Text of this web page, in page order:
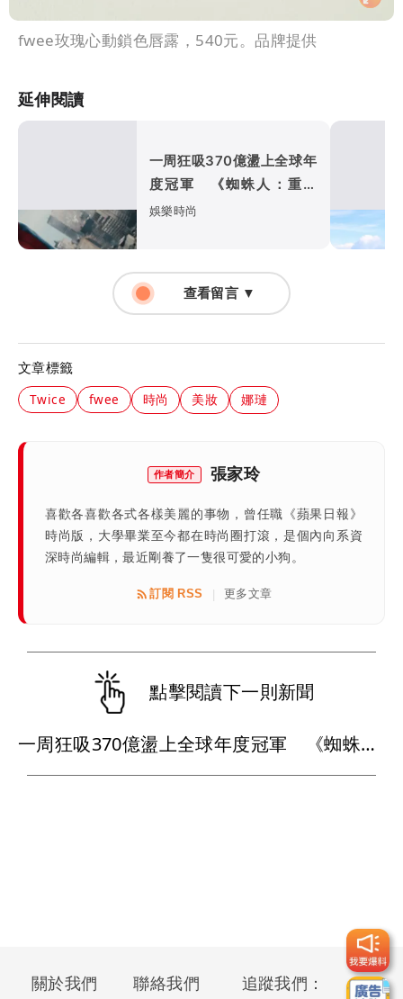
fwee玫瑰心動鎖色唇露，540元。品牌提供
延伸閱讀
一周狂吸370億盪上全球年
度冠軍 《蜘蛛人：重生
日》如何打敗超級英雄疲
娛樂時尚
查看留言 ▼
文章標籤
Twice fwee 時尚 美妝 娜璉
作者簡介 張家玲
喜歡各喜歡各式各樣美麗的事物，曾任職《蘋果日報》
時尚版，大學畢業至今都在時尚圈打滾，是個內向系資
深時尚編輯，最近剛養了一隻很可愛的小狗。
訂閱 RSS | 更多文章
點擊閱讀下一則新聞
一周狂吸370億盪上全球年度冠軍 《蜘蛛人：重生日》如何打敗超級英雄疲乏？
關於我們 聯絡我們 追蹤我們：